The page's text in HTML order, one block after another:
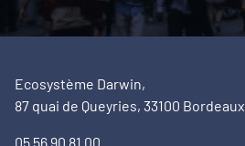
Ecosystème Darwin,
87 quai de Queyries, 33100 Bordeaux
05 56 90 81 00